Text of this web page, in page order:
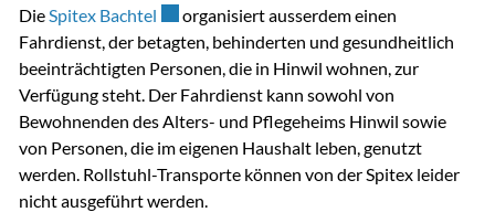
Die Spitex Bachtel Externer Link wird in einem neuen Fenster
organisiert ausserdem einen
Fahrdienst, der betagten, behinderten und gesundheitlich
beeinträchtigten Personen, die in Hinwil wohnen, zur
Verfügung steht. Der Fahrdienst kann sowohl von
Bewohnenden des Alters- und Pflegeheims Hinwil sowie
von Personen, die im eigenen Haushalt leben, genutzt
werden. Rollstuhl-Transporte können von der Spitex leider
nicht ausgeführt werden.